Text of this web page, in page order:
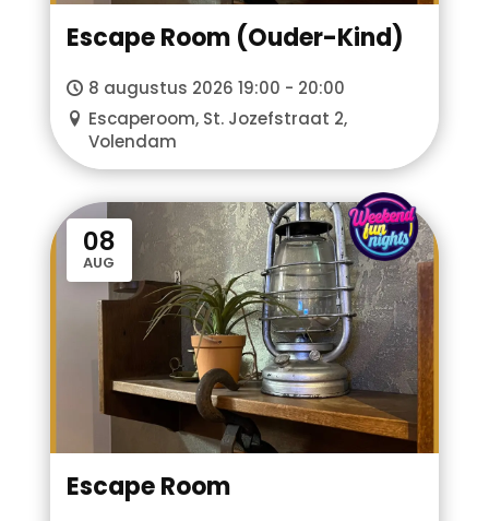
Escape Room (Ouder-Kind)
8 augustus 2026 19:00 - 20:00
Escaperoom, St. Jozefstraat 2,
Volendam
08
AUG
WFN
Escape Room